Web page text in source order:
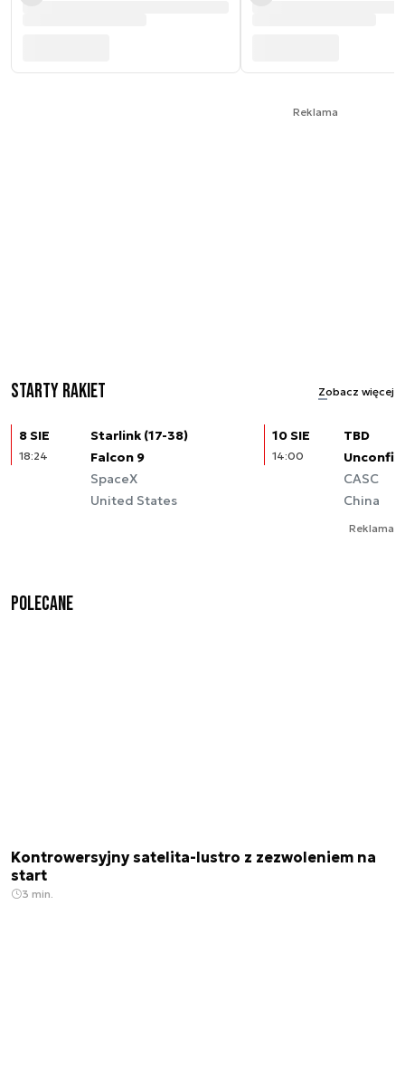
Reklama
Starty rakiet Zobacz więcej
8 SIE
18:24
Starlink (17-38)
Falcon 9
SpaceX
United States
10 SIE
14:00
TBD
CASC
China
Reklama
Polecane
Kontrowersyjny satelita-lustro z zezwoleniem na
start
3 min.